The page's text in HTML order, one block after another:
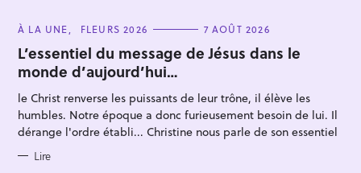
C
T
E
G
O
R
I
E
S
À LA UNE FLEURS 2026 7 AOÛT 2026
L’essentiel du message de Jésus dans le
monde d’aujourd’hui…
le Christ renverse les puissants de leur trône, il élève les
humbles. Notre époque a donc furieusement besoin de lui. Il
dérange l'ordre établi... Christine nous parle de son essentiel
Lire